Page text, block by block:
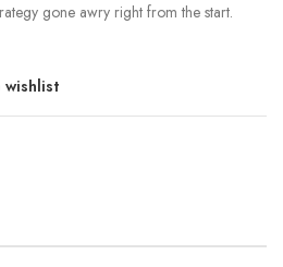
gone awry right from the start.